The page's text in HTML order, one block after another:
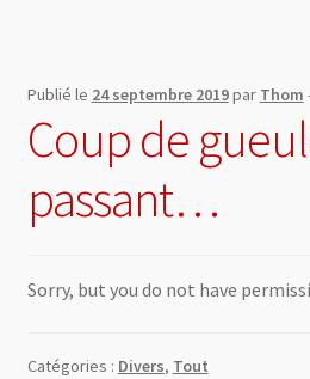
Publié le 24 septembre 2019par Thom
Coup de
passant…
Sorry, but you do not have
Catégories : Divers, Tout